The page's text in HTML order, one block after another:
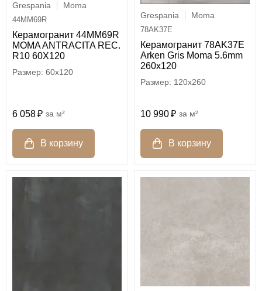
Grespania Moma
44MM69R
Керамогранит 44MM69R
MOMA ANTRACITA REC.
R10 60X120
60x120
6 058 м²
Grespania Moma
78AK37E
Керамогранит 78AK37E
Arken Gris Moma 5.6mm
260x120
120x260
10 990 м²